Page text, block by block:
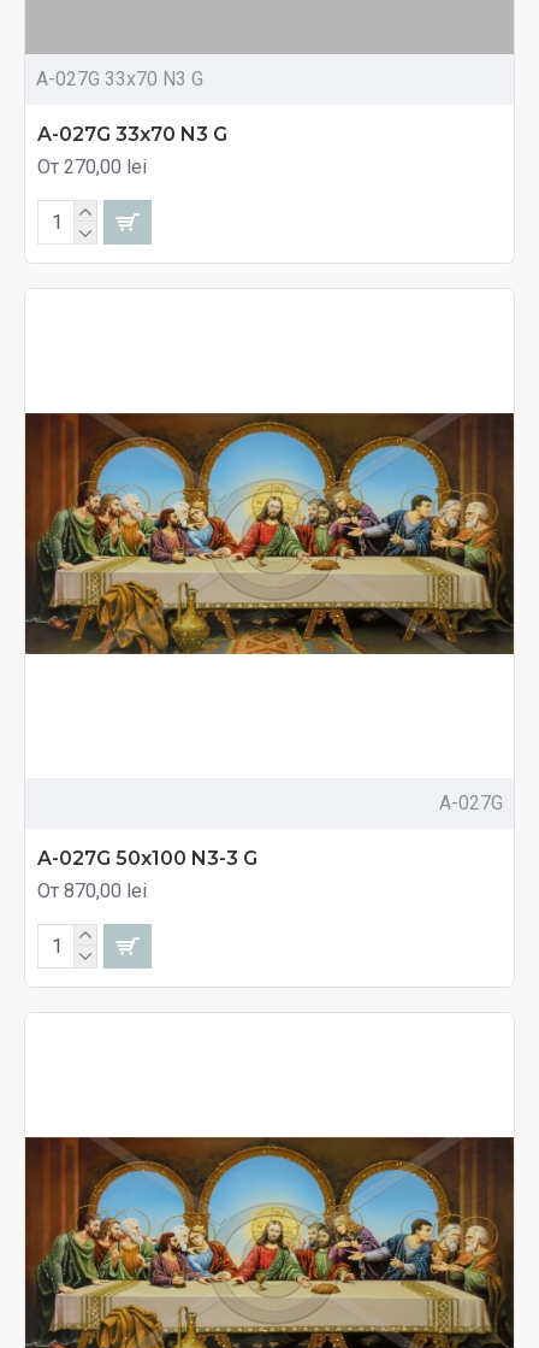
A-027G 33x70 N3 G
A-027G 33x70 N3 G
От 270,00 lei
A-027G
A-027G 50x100 N3-3 G
От 870,00 lei